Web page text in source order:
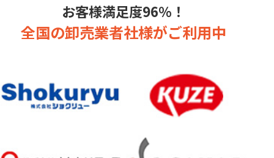
お客様満足度96％！
全国の卸売業者社様がご利用中